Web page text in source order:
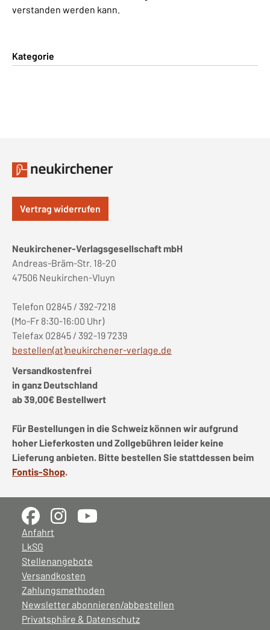
verstanden werden kann.
Kategorie
Vertrag widerrufen
Neukirchener-Verlagsgesellschaft mbH
Andreas-Bräm-Str. 18-20
47506 Neukirchen-Vluyn
Telefon 02845 / 392-7218
(Mo-Fr 8:30-16:00 Uhr)
Telefax 02845 / 392-19 7239
bestellen(at)neukirchener-verlage.de
Versandkostenfrei
in ganz Deutschland
ab 39,00€ Bestellwert
Für Bestellungen in die Schweiz können wir aufgrund
hoher Lieferkosten und Zollgebühren leider keine
Lieferung anbieten. Bitte bestellen Sie stattdessen beim
Fontis-Shop.
Anfahrt
LkSG
Stellenangebote
Versandkosten
Zahlungsmethoden
Newsletter abonnieren/abbestellen
Privatsphäre & Datenschutz